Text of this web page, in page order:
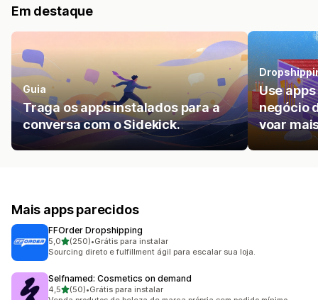
Em destaque
Guia
Traga os apps instalados para a
conversa com o Sidekick.
Use
negócio
voar
Mais apps parecidos
FFOrder Dropshipping
5,0de 5 estrelas
(250)
250 avaliações ao todo
•Grátis para instalar
Sourcing direto e fulfillment ágil para escalar sua loja.
Selfnamed: Cosmetics on demand
4,5de 5 estrelas
(50)
50 avaliações ao todo
•Grátis para instalar